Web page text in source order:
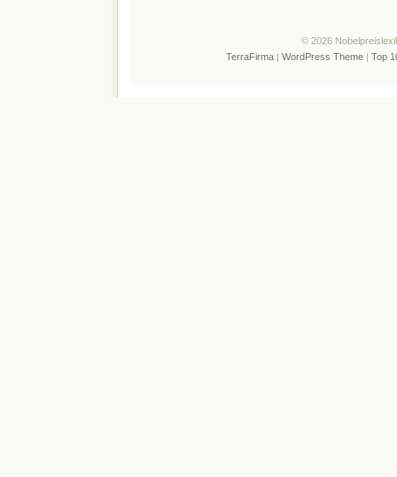
© 2026
TerraFirma| WordPress Theme| Top